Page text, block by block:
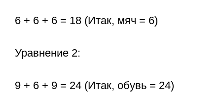
6 + 6 + 6 = 18 (Итак, мяч = 6)
Уравнение 2:
9 + 6 + 9 = 24 (Итак, обувь = 24)